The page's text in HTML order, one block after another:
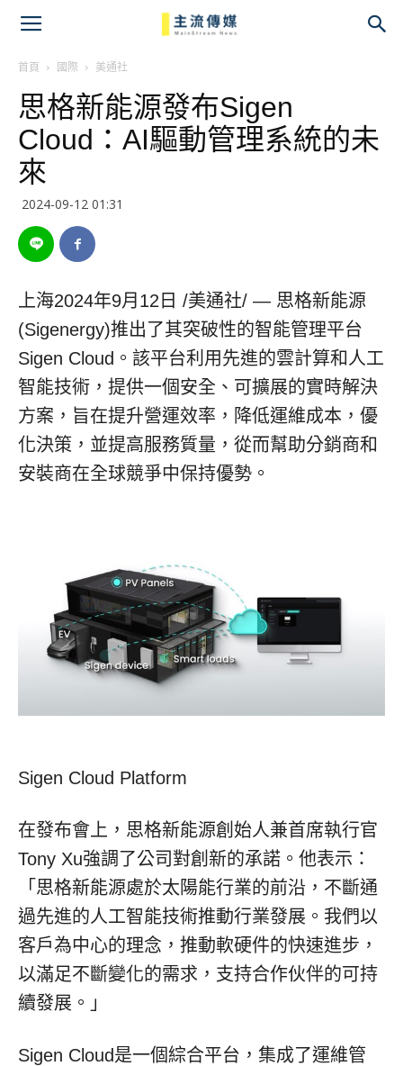
首頁 國際 美通社
思格新能源發布Sigen
Cloud：AI驅動管理系統的未
來
2024-09-12 01:31
上海2024年9月12日 /美通社/ — 思格新能源
(Sigenergy)推出了其突破性的智能管理平台
Sigen Cloud。該平台利用先進的雲計算和人工
智能技術，提供一個安全、可擴展的實時解決
方案，旨在提升營運效率，降低運維成本，優
化決策，並提高服務質量，從而幫助分銷商和
安裝商在全球競爭中保持優勢。
Sigen Cloud Platform
在發布會上，思格新能源創始人兼首席執行官
Tony Xu強調了公司對創新的承諾。他表示：
「思格新能源處於太陽能行業的前沿，不斷通
過先進的人工智能技術推動行業發展。我們以
客戶為中心的理念，推動軟硬件的快速進步，
以滿足不斷變化的需求，支持合作伙伴的可持
續發展。」
Sigen Cloud是一個綜合平台，集成了運維管